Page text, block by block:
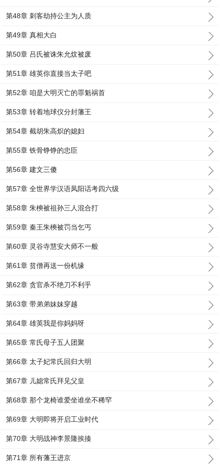
第48章 刺客劫持公主为人质
第49章 真相大白
第50章 吕氏被诛朱允炆被废
第51章 雄英你直接当太子吧
第52章 咱是大明灭亡的罪魁祸首
第53章 转着地球仪分封藩王
第54章 截胡朱高炽的媳妇
第55章 铁骨铮铮的忠臣
第56章 建文三傻
第57章 全世界学汉语凤阳话考四六级
第58章 朱樉被祖孙三人混合打
第59章 秦王朱樉被罚当乞丐
第60章 灵谷寺慧安大师不一般
第61章 贫僧再送一份机缘
第62章 贪官杀不绝刀不利乎
第63章 带弟弟妹妹穿越
第64章 雄英我是你妈妈呀
第65章 常氏母子五人团聚
第66章 太子妃常氏回归大明
第67章 儿媳常氏拜见父皇
第68章 那个龙椅谁爱坐谁坐不稀罕
第69章 大明即将开启工业时代
第70章 大明战神李景隆挨揍
第71章 所有藩王进京